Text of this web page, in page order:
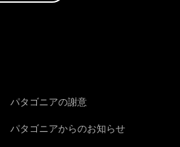
パタゴニアの謝意
パタゴニアからのお知らせ